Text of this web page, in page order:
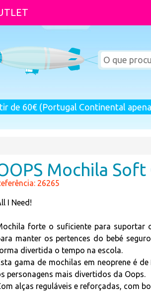
de 60€ (Portugal Continental
Mochila Soft
26265
I Need!
forte o suficiente para suportar
manter os pertences do bebé
divertida o tempo na escola.
gama de mochilas em neoprene é
personagens mais divertidos da Oops.
alças reguláveis e reforçadas, com